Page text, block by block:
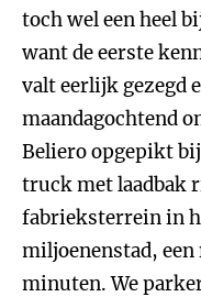
toch wel een heel
want de eerste
valt eerlijk gezegd
maandagochtend
Beliero opgepikt
truck met laadbak
fabrieksterrein in
miljoenenstad,
minuten. We